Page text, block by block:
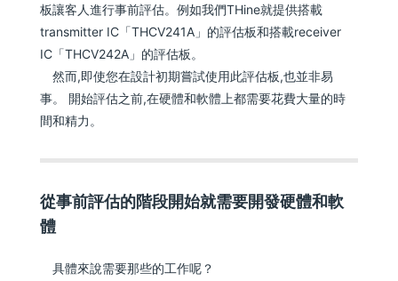
板讓客人進行事前評估。例如我們THine就提供搭載
transmitter IC「THCV241A」的評估板和搭載receiver
IC「THCV242A」的評估板。
然而,即使您在設計初期嘗試使用此評估板,也並非易
事。 開始評估之前,在硬體和軟體上都需要花費大量的時
間和精力。
從事前評估的階段開始就需要開發硬體和軟
體
具體來說需要那些的工作呢？